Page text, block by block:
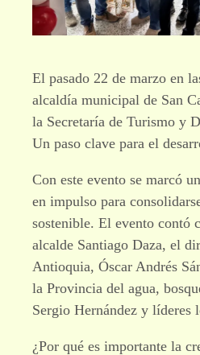
El pasado 22 de marzo en
alcaldía municipal de San
la Secretaría de Turismo y
Un paso clave para el
Con este evento se marcó
en impulso para
sostenible. El evento contó
alcalde Santiago Daza, el
Antioquia, Óscar Andrés
la Provincia del agua,
Sergio Hernández y líderes
¿Por qué es importante la